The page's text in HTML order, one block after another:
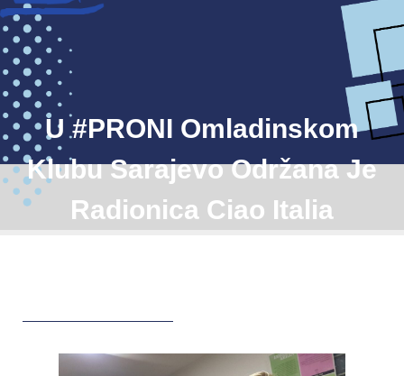
U #PRONI Omladinskom
Klubu Sarajevo Održana Je
Radionica Ciao Italia